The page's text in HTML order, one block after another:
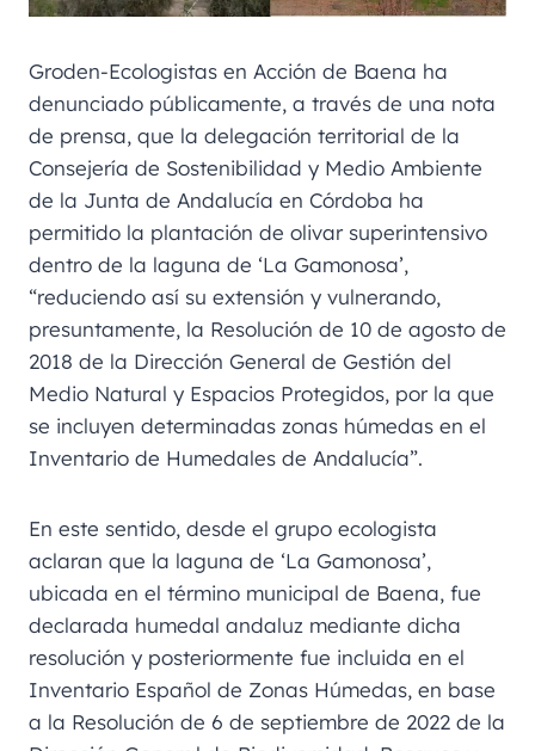
Groden-Ecologistas en Acción de Baena ha
denunciado públicamente, a través de una nota
de prensa, que la delegación territorial de la
Consejería de Sostenibilidad y Medio Ambiente
de la Junta de Andalucía en Córdoba ha
permitido la plantación de olivar superintensivo
dentro de la laguna de ‘La Gamonosa’,
“reduciendo así su extensión y vulnerando,
presuntamente, la Resolución de 10 de agosto de
2018 de la Dirección General de Gestión del
Medio Natural y Espacios Protegidos, por la que
se incluyen determinadas zonas húmedas en el
Inventario de Humedales de Andalucía”.
En este sentido, desde el grupo ecologista
aclaran que la laguna de ‘La Gamonosa’,
ubicada en el término municipal de Baena, fue
declarada humedal andaluz mediante dicha
resolución y posteriormente fue incluida en el
Inventario Español de Zonas Húmedas, en base
a la Resolución de 6 de septiembre de 2022 de la